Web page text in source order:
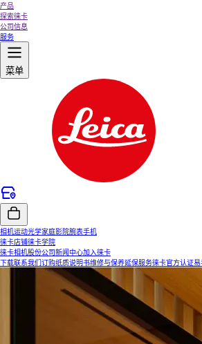
产品
探索徕卡
公司信息
服务
菜单
相机运动光学家庭影院腕表手机
徕卡店铺徕卡学院
徕卡相机股份公司新闻中心加入徕卡
下载联系我们订购纸质说明书维修与保养延保服务徕卡官方认证